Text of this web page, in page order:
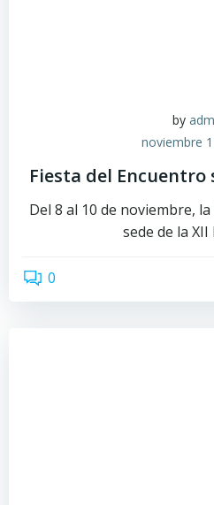
by
noviembre
Fiesta del Encuentro
Del 8 al 10 de noviembre,
sede de la
0